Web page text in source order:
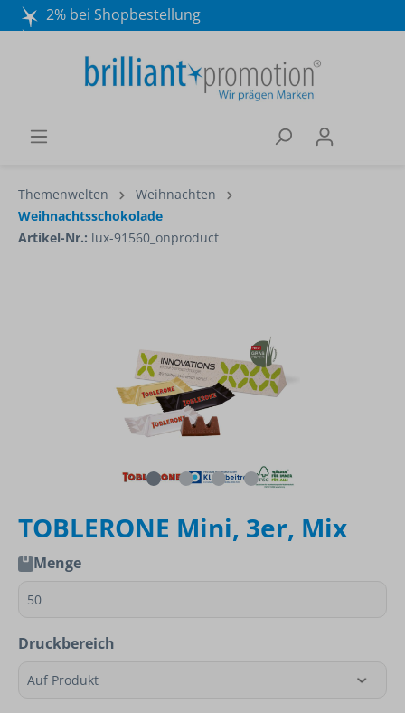
2% bei Shopbestellung
Wir beraten Sie gerne:
040 / 570 18 25 70
Themenwelten
Weihnachten
Weihnachtsschokolade
Artikel-Nr.: lux-91560_onproduct
TOBLERONE Mini, 3er, Mix
Menge
Druckbereich